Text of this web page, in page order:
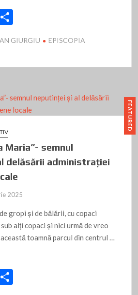
ta
je
ă
GIURGIU
EPISCOPIA
FEATURED
Maria”- semnul
delăsării administrației
2025
gropi și de bălării, cu copaci
alți copaci și nici urmă de vreo
toamnă parcul din centrul …